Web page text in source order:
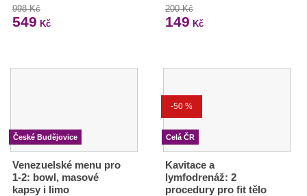
998 Kč
549 Kč
200 Kč
149 Kč
České Budějovice
Venezuelské menu pro
1-2: bowl, masové
kapsy i limo
-50 %
Celá ČR
Kavitace a
lymfodrenáž: 2
procedury pro fit tělo